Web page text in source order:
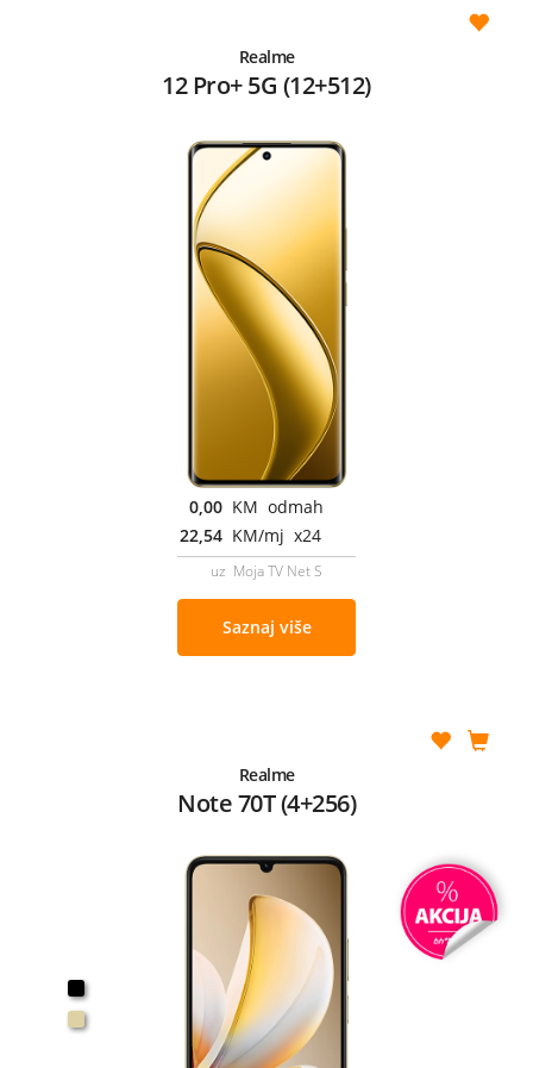
Realme
12 Pro+ 5G (12+512)
0,00 KM odmah
22,54 KM/mj x24
uz Moja TV Net S
Saznaj više
Realme
Note 70T (4+256)